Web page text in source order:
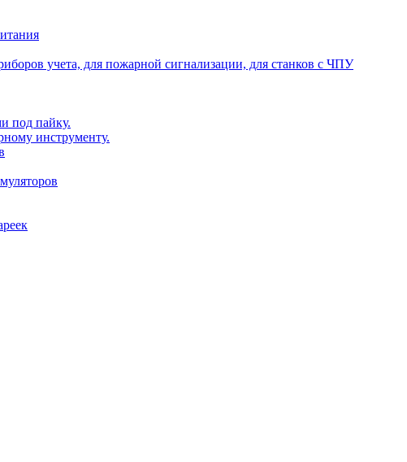
учета, для пожарной сигнализации, для станков с ЧПУ
под пайку.
инструменту.